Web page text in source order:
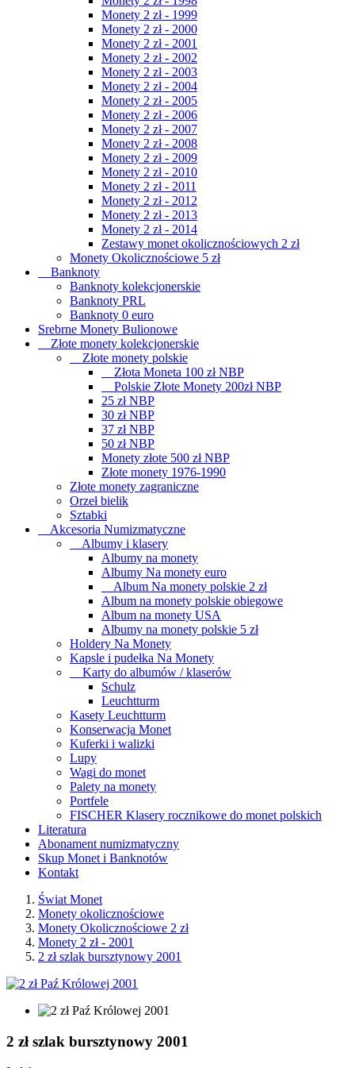
Monety 2 zł - 1999
Monety 2 zł - 2000
Monety 2 zł - 2001
Monety 2 zł - 2002
Monety 2 zł - 2003
Monety 2 zł - 2004
Monety 2 zł - 2005
Monety 2 zł - 2006
Monety 2 zł - 2007
Monety 2 zł - 2008
Monety 2 zł - 2009
Monety 2 zł - 2010
Monety 2 zł - 2011
Monety 2 zł - 2012
Monety 2 zł - 2013
Monety 2 zł - 2014
Zestawy monet okolicznościowych 2 zł
Monety Okolicznościowe 5 zł
Banknoty
Banknoty kolekcjonerskie
Banknoty PRL
Banknoty 0 euro
Srebrne Monety Bulionowe
Złote monety kolekcjonerskie
Złote monety polskie
Złota Moneta 100 zł NBP
Polskie Złote Monety 200zł NBP
25 zł NBP
30 zł NBP
37 zł NBP
50 zł NBP
Monety złote 500 zł NBP
Złote monety 1976-1990
Złote monety zagraniczne
Orzeł bielik
Sztabki
Akcesoria Numizmatyczne
Albumy i klasery
Albumy na monety
Albumy Na monety euro
Album Na monety polskie 2 zł
Album na monety polskie obiegowe
Album na monety USA
Albumy na monety polskie 5 zł
Holdery Na Monety
Kapsle i pudełka Na Monety
Karty do albumów / klaserów
Schulz
Leuchtturm
Kasety Leuchtturm
Konserwacja Monet
Kuferki i walizki
Lupy
Wagi do monet
Palety na monety
Portfele
FISCHER Klasery rocznikowe do monet polskich
Literatura
Abonament numizmatyczny
Skup Monet i Banknotów
Kontakt
Świat Monet
Monety okolicznościowe
Monety Okolicznościowe 2 zł
Monety 2 zł - 2001
2 zł szlak bursztynowy 2001
2 zł szlak bursztynowy 2001